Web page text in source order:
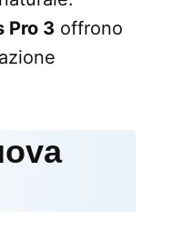
Pro 3 offrono